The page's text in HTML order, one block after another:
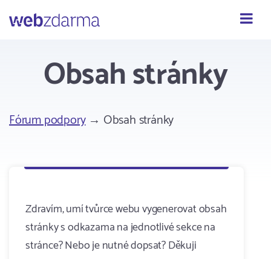
Webzdarma
Obsah stránky
Fórum podpory→ Obsah stránky
Zdravím, umí tvůrce webu vygenerovat obsah
stránky s odkazama na jednotlivé sekce na
stránce? Nebo je nutné dopsat? Děkuji